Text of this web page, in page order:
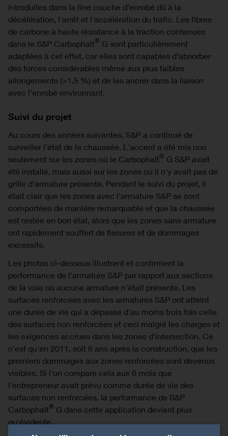
introduites dans la fine couche d’enrobé dû à la
décélération, l'arrêt et l'accélération du trafic. Les fibres
de carbone à haute résistance à la traction contenues
dans le S&P Carbophalt® G sont particulièrement
adaptées à cet effet, car elles sont capables d'absorber
des forces considérables même aux plus faibles
allongements (>1,5 %) et de les ancrer dans la liaison
avec l’enrobé environnant.
Suivi du projet
Au cours des années suivantes, S&P a continué de
surveiller l'état de la chaussée. L'accent a été mis non
seulement sur les zones où le Carbophalt® G S&P avait
été installé, mais aussi sur les zones où il n'y avait pas de
grille d'armature présente. Pendant le suivi du projet, il
était clair que les zones avec l'armature S&P se sont
comportées de manière remarquable et que la chaussée
est restée en bon état, alors que les zones sans armature
ont rapidement souffert de fissures et de dommages
excessifs.
Les photos ci-dessous illustrent et confirment la
performance de l'armature S&P par rapport aux sections
de la voie où aucune armature n'était présente. Les
surfaces renforcées avec les armatures S&P ont atteint
une durée de vie qui a dépassé d'au moins trois fois celle
des surfaces non renforcées et ceci malgré les charges et
les exigences accrues dans les zones d'intersection. Ce
n'est qu'en 2011, soit 8 ans après la construction, que les
premiers dommages aux zones renforcées sont devenus
visibles. Si l'on compare cela aux 6 mois que
l'entrepreneur avait prévu comme durée de vie des
surfaces non renforcées, la performance de S&P
Carbophalt® G dans cette application devient plus
qu'évidente.